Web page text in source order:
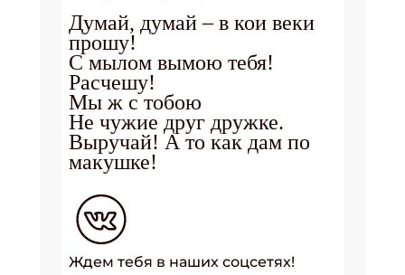
Думай, думай – в кои веки
прошу!
С мылом вымою тебя!
Расчешу!
Мы ж с тобою
Не чужие друг дружке.
Выручай! А то как дам по
макушке!
Ждем тебя в наших соцсетях!